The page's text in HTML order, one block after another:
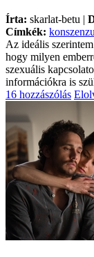
Írta: skarlat-betu |
Címkék:
Az ideális
hogy milyen
szexuális
információkra is
16 hozzászólás